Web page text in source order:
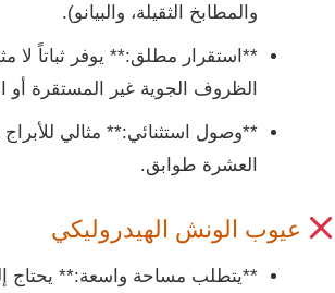
والمطابخ الثقيلة، والبيانو).
**استقرار مطلق:** يوفر ثباتاً لا
الظروف الجوية غير المستقرة أو
**وصول استثنائي:** مثالي للأبراج
العشرة طوابق.
عيوب الونش الهيدروليكي
**يتطلب مساحة واسعة:** يحتاج